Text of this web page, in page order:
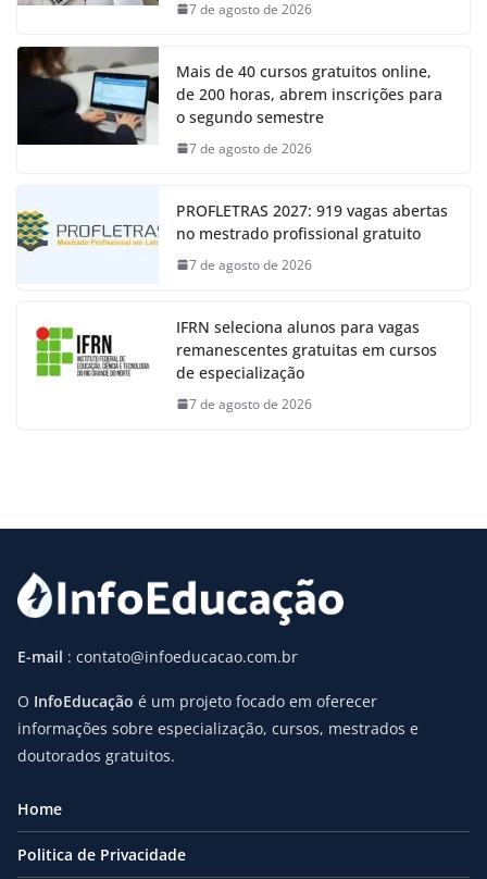
7 de agosto de 2026
Mais de 40 cursos gratuitos online,
de 200 horas, abrem inscrições para
o segundo semestre
7 de agosto de 2026
PROFLETRAS 2027: 919 vagas abertas
no mestrado profissional gratuito
7 de agosto de 2026
IFRN seleciona alunos para vagas
remanescentes gratuitas em cursos
de especialização
7 de agosto de 2026
E-mail : contato@infoeducacao.com.br
O InfoEducação é um projeto focado em oferecer
informações sobre especialização, cursos, mestrados e
doutorados gratuitos.
Home
Politica de Privacidade